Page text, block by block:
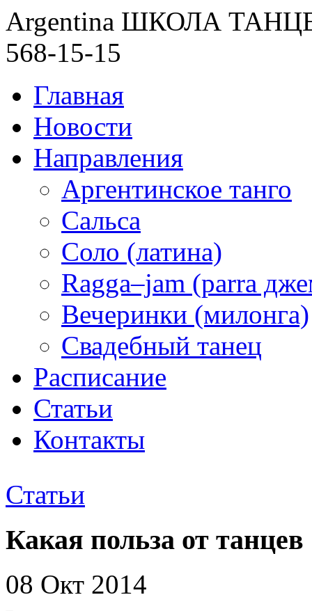
Argentina ШКОЛА
568-15-15
Главная
Новости
Направления
Аргентинское танго
Сальса
Соло (латина)
Ragga–jam (parra
Вечеринки (милонга)
Свадебный танец
Расписание
Статьи
Контакты
Статьи
Какая польза от танцев
08 Окт 2014